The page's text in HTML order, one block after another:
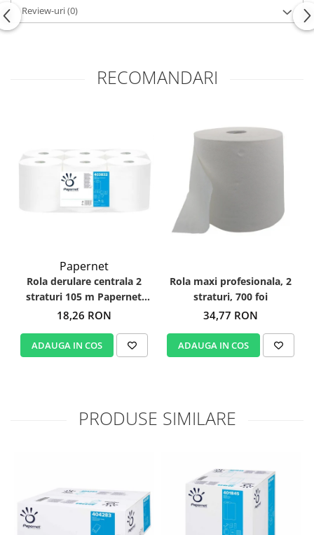
Review-uri(0)
RECOMANDARI
Papernet
Rola derulare centrala 2
straturi 105 m Papernet
403832
18,26 RON
ADAUGA IN COS
Rola maxi profesionala, 2
straturi, 700 foi
34,77 RON
ADAUGA IN COS
PRODUSE SIMILARE